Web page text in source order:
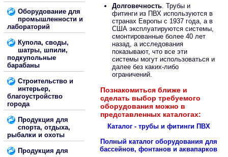
Оборудование для
промышленности и
лабораторий
Купола, своды,
шатры, шпили,
подкупольные
барабаны
Строительство и
интерьер,
благоустройство
города
Продукция для
спорта, отдыха,
рыбалки и охоты
Продукция для
Долговечность. Трубы и
фитинги из ПВХ используются в
странах Европы с 1937 года, а в
США эксплуатируются системы,
смонтированные более 40 лет
назад, а исследования
показывают, что все эти
системы могут использоваться и
далее без каких-либо
ограничений.
Познакомиться ближе и
сделать выбор требуемого
оборудования можно в
представленных каталогах:
Каталог - трубы и фитинги ПВХ
Полный каталог оборудования для
бассейнов, фонтанов и аквапарков